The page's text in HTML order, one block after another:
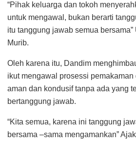
“Pihak keluarga dan tokoh
untuk mengawal, bukan berarti
itu tanggung jawab semua
Murib.
Oleh karena itu, Dandim
ikut mengawal prosessi
aman dan kondusif tanpa ada yang
bertanggung jawab.
“Kita semua, karena ini tanggung
bersama –sama mengamankan”